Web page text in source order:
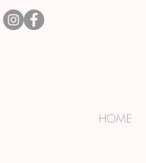
HOME